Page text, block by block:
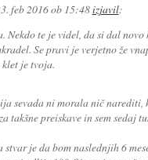
feb 2016 ob 15:48izjavil:
Nekdo te je videl, da si dal
Se pravi je verjetno že
je tvoja.
sevada ni morala nič narediti,
takšne preiskave in sem sedaj
je da bom naslednjih 6